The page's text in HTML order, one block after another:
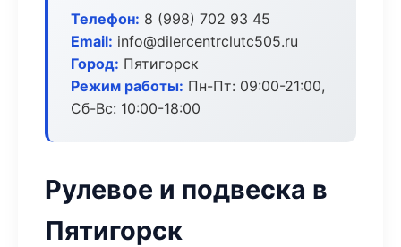
Телефон: 8 (998) 702 93 45
Email: info@dilercentrclutc505.ru
Город: Пятигорск
Режим работы: Пн-Пт: 09:00-21:00,
Сб-Вс: 10:00-18:00
Рулевое и подвеска в
Пятигорск